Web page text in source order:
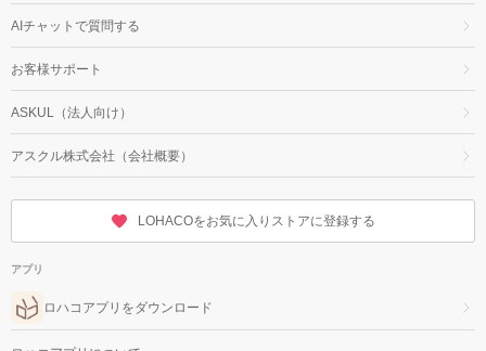
AIチャットで質問する
お客様サポート
ASKUL（法人向け）
アスクル株式会社（会社概要）
LOHACOをお気に入りストアに登録する
アプリ
ロハコアプリをダウンロード